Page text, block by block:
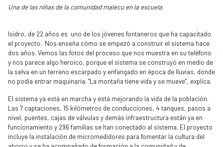
Una de las niñas de la comunidad malecu en la escuela
Isidro, de 22 años es uno de los jóvenes fontaneros que ha capacitado
el proyecto. Nos enseña cómo se empezó a construir el sistema hace
dos años. Vemos las fotos del proceso que nos muestra en su teléfono
y nos parece algo heroico, porque el sistema se construyó en medio de
la selva en un terreno escarpado y enfangado en época de lluvias, donde
no podía entrar maquinaria. "La montaña tiene vida y se mueve", explica.
El sistema ya está en marcha y está mejorando la vida de la población.
Las 7 captaciones, 15 kilómetros de conducciones, 4 tanques, pasos a
nivel, puentes, cajas de válvulas y demás infraestructura están ya en
funcionamiento y 296 familias se han conectado al sistema. El proyecto
incluye la instalación de micromedidores para fomentar la cultura del